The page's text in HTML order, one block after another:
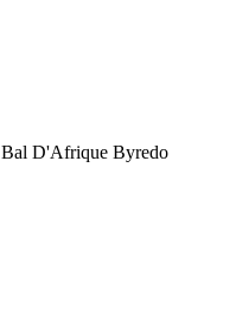
Bal D'Afrique Byredo